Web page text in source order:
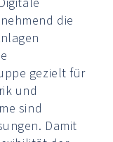
die
gezielt für
und
sind
Damit